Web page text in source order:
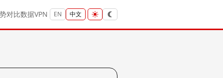
对比数据VPN EN 中文